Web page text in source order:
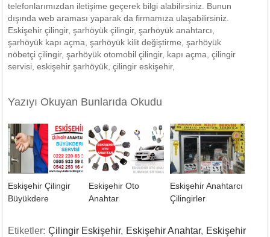
telefonlarımızdan iletişime geçerek bilgi alabilirsiniz. Bunun
dışında web araması yaparak da firmamıza ulaşabilirsiniz.
Eskişehir çilingir, şarhöyük çilingir, şarhöyük anahtarcı,
şarhöyük kapı açma, şarhöyük kilit değiştirme, şarhöyük
nöbetçi çilingir, şarhöyük otomobil çilingir, kapı açma, çilingir
servisi, eskişehir şarhöyük, çilingir eskişehir,
Yazıyı Okuyan Bunlarıda Okudu
Eskişehir Çilingir
Büyükdere
Eskişehir Oto
Anahtar
Eskişehir Anahtarcı
Çilingirler
Etiketler: Çilingir Eskişehir, Eskişehir Anahtar, Eskişehir